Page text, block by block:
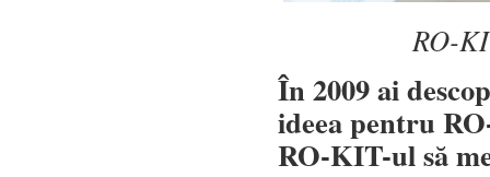
RO-
În 2009 ai
ideea pentru
RO-KIT-ul să